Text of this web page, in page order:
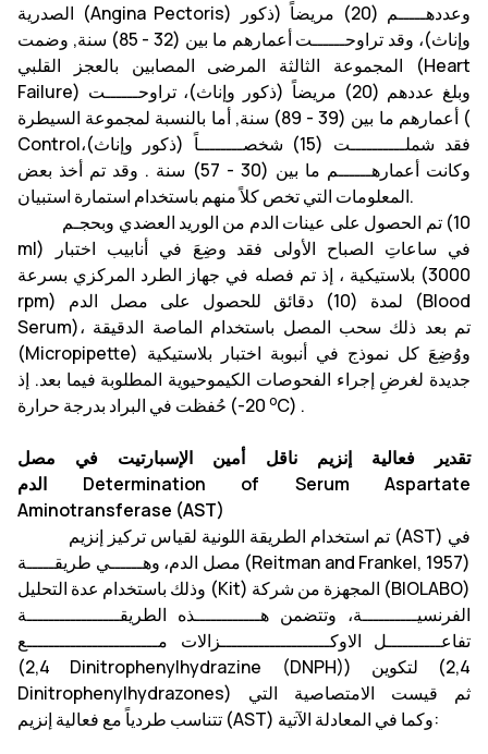
الصدرية (Angina Pectoris) وعددهـــــم (20) مريضاً (ذكور
وإناث)، وقد تراوحــــــت أعمارهم ما بين (32 - 85) سنة, وضمت
المجموعة الثالثة المرضى المصابين بالعجز القلبي (Heart
Failure) وبلغ عددهم (20) مريضاً (ذكور وإناث)، تراوحــــــت
أعمارهم ما بين (39 - 89) سنة, أما بالنسبة لمجموعة السيطرة (
Controlفقد شملــــــــــت (15) شخصــــــــاً (ذكور وإناث)،
وكانت أعمارهــــــم ما بين (30 - 57) سنة . وقد تم أخذ بعض
المعلومات التي تخص كلاً منهم باستخدام استمارة استبيان.
ml) في ساعاتِ الصباح الأولى فقد وضِعَ في أنابيب اختبار
بلاستيكية ، إذ تم فصله في جهاز الطرد المركزي بسرعة (3000
rpm) لمدة (10) دقائق للحصول على مصل الدم (Blood
Serum)، تم بعد ذلك سحب المصل باستخدام الماصة الدقيقة
(Micropipette) ووُضِعَ كل نموذج في أنبوبة اختبار بلاستيكية
جديدة لغرضِ إجراء الفحوصات الكيموحيوية المطلوبة فيما بعد. إذ
oC) .
تقدير فعالية إنزيم ناقل أمين الإسبارتيت في مصل
الدم Determination of Serum Aspartate
Aminotransferase (AST)
مصل الدم، وهــــــي طريقـــــة (Reitman and Frankel, 1957)
وذلك باستخدام عدة التحليل (Kit) المجهزة من شركة (BIOLABO)
الفرنسيــــــــــة، وتتضمن هــــــــــــذه الطريقـــــــــــــــــة
تفاعــــــــــل الاوكــــــــــــــــــــزالات مــــــــــــــــــــــــع
(2,4 Dinitrophenylhydrazine (DNPH)) لتكوين (2,4
Dinitrophenylhydrazones) ثم قيست الامتصاصية التي
تتناسب طردياً مع فعالية إنزيم (AST) وكما في المعادلة الآتية: